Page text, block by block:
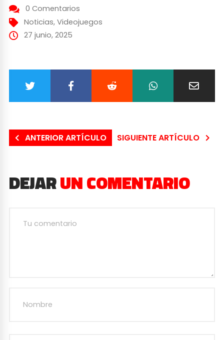
0 Comentarios
Noticias, Videojuegos
27 junio, 2025
ANTERIOR ARTÍCULO SIGUIENTE ARTÍCULO
DEJARUN COMENTARIO